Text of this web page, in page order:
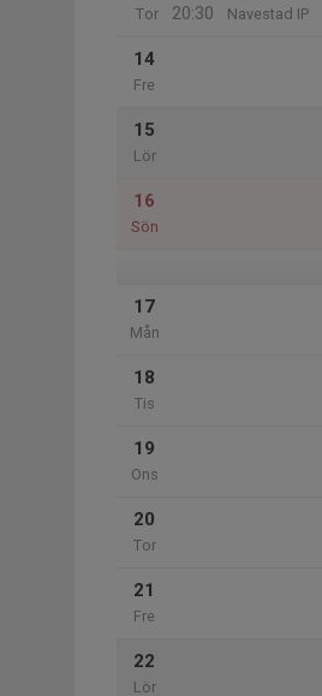
Tor
20:30
Navestad IP
14
Fre
15
Lör
16
Sön
17
Mån
18
Tis
19
Ons
20
Tor
21
Fre
22
Lör